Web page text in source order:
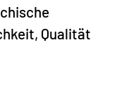
Qualität